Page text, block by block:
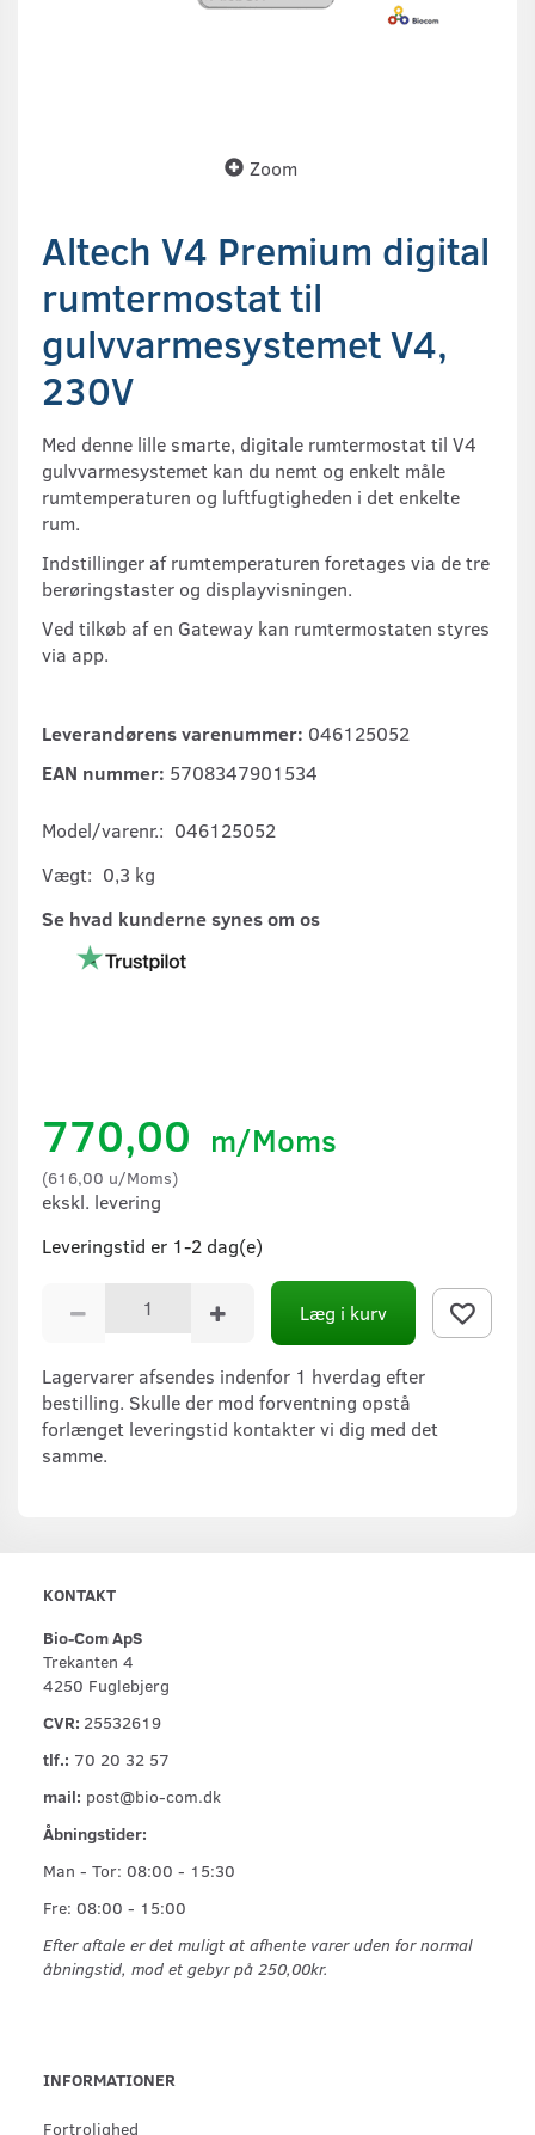
Zoom
Altech V4 Premium digital
rumtermostat til
gulvvarmesystemet V4,
230V
Med denne lille smarte, digitale rumtermostat til V4
gulvvarmesystemet kan du nemt og enkelt måle
rumtemperaturen og luftfugtigheden i det enkelte
rum.
Indstillinger af rumtemperaturen foretages via de tre
berøringstaster og displayvisningen.
Ved tilkøb af en Gateway kan rumtermostaten styres
via app.
Leverandørens varenummer: 046125052
EAN nummer: 5708347901534
Model/varenr.: 046125052
Vægt: 0,3 kg
Se hvad kunderne synes om os
770,00 m/Moms
(616,00 u/Moms)
ekskl. levering
Leveringstid er 1-2 dag(e)
Læg i kurv
Lagervarer afsendes indenfor 1 hverdag efter
bestilling. Skulle der mod forventning opstå
forlænget leveringstid kontakter vi dig med det
samme.
KONTAKT
Bio-Com ApS
Trekanten 4
4250 Fuglebjerg
CVR: 25532619
tlf.: 70 20 32 57
mail: post@bio-com.dk
Åbningstider:
Man - Tor: 08:00 - 15:30
Fre: 08:00 - 15:00
Efter aftale er det muligt at afhente varer uden for normal
åbningstid, mod et gebyr på 250,00kr.
INFORMATIONER
Fortrolighed